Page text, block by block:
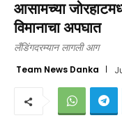
आसामच्या
विमानाचा अपघात
लँडिंगदरम्यान लागली आग
Team News Danka